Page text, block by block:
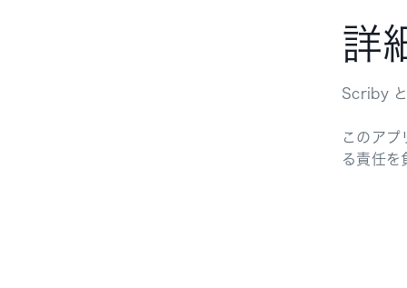
詳
Scriby
このアプ
る責任を